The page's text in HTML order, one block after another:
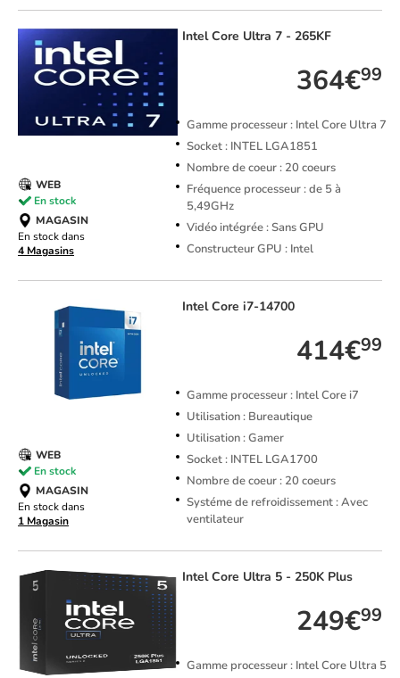
IntelCore Ultra 7 - 265KF
364€99
Gamme processeur : Intel Core Ultra 7
Socket : INTEL LGA1851
Nombre de coeur : 20 coeurs
Fréquence processeur : de 5 à
5,49GHz
Vidéo intégrée : Sans GPU
Constructeur GPU : Intel
WEB
En stock
MAGASIN
En stock dans
4 Magasins
IntelCore i7-14700
414€99
Gamme processeur : Intel Core i7
Utilisation : Bureautique
Utilisation : Gamer
Socket : INTEL LGA1700
Nombre de coeur : 20 coeurs
Systéme de refroidissement : Avec
ventilateur
WEB
En stock
MAGASIN
En stock dans
1 Magasin
IntelCore Ultra 5 - 250K Plus
249€99
Gamme processeur : Intel Core Ultra 5